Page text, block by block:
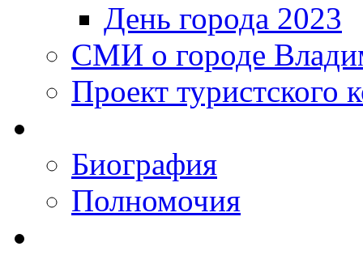
День города 2023
СМИ о городе
Проект туристского
Биография
Полномочия